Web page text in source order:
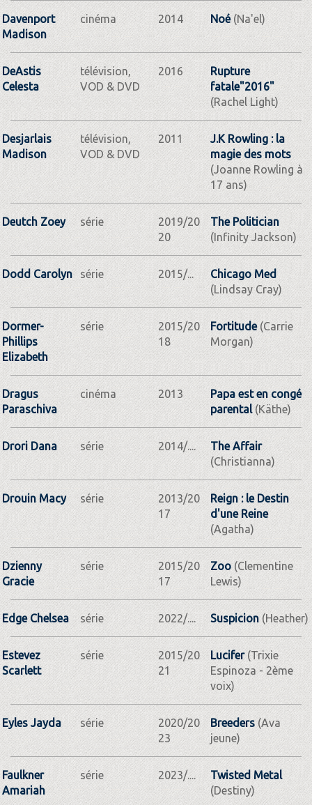
Davenport
Madison
cinéma 2014 Noé(Na'el)
DeAstis
Celesta
télévision,
VOD & DVD
2016
Rupture
fatale"2016"
(Rachel Light)
Desjarlais
Madison
télévision,
VOD & DVD
2011
J.K Rowling : la
magie des mots
(Joanne Rowling à
17 ans)
Deutch Zoey série
2019/20
20
The Politician
(Infinity Jackson)
Dodd Carolyn série 2015/...
Chicago Med
(Lindsay Cray)
Dormer-
Phillips
Elizabeth
série
2015/20
18
Fortitude(Carrie
Morgan)
Dragus
Paraschiva
cinéma 2013
Papa est en congé
parental(Käthe)
Drori Dana série 2014/....
The Affair
(Christianna)
Drouin Macy série
2013/20
17
Reign : le Destin
d'une Reine
(Agatha)
Dzienny
Gracie
série
2015/20
17
Zoo(Clementine
Lewis)
Edge Chelsea série 2022/.... Suspicion(Heather)
Estevez
Scarlett
série
2015/20
21
Lucifer(Trixie
Espinoza - 2ème
voix)
Eyles Jayda série
2020/20
23
Breeders(Ava
jeune)
Faulkner
Amariah
série 2023/....
Twisted Metal
(Destiny)